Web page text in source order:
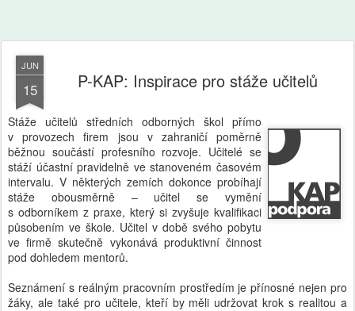
JUN
15 P-KAP: Inspirace pro stáže učitelů
Stáže učitelů středních odborných škol přímo
v provozech firem jsou v zahraničí poměrně
běžnou součástí profesního rozvoje. Učitelé se
stáží účastní pravidelně ve stanoveném časovém
intervalu. V některých zemích dokonce probíhají
stáže obousměrně – učitel se vymění
s odborníkem z praxe, který si zvyšuje kvalifikaci
působením ve škole. Učitel v době svého pobytu
ve firmě skutečně vykonává produktivní činnost
pod dohledem mentorů.
Seznámení s reálným pracovním prostředím je přínosné nejen pro
žáky, ale také pro učitele, kteří by měli udržovat krok s realitou a